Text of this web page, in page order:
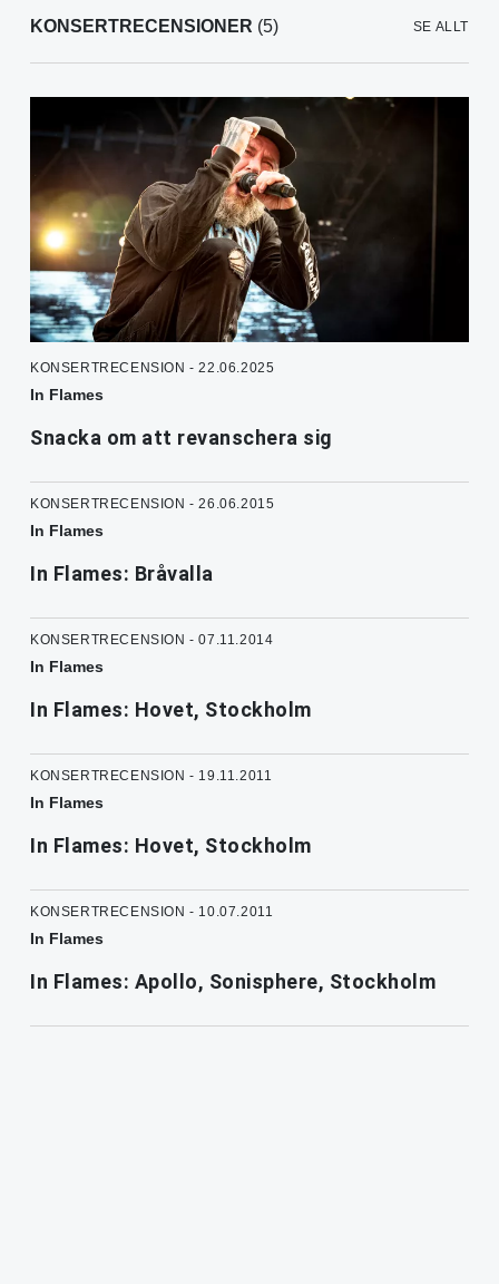
KONSERTRECENSIONER (5) SE ALLT
KONSERTRECENSION - 22.06.2025
In Flames
Snacka om att revanschera sig
KONSERTRECENSION - 26.06.2015
In Flames
In Flames: Bråvalla
KONSERTRECENSION - 07.11.2014
In Flames
In Flames: Hovet, Stockholm
KONSERTRECENSION - 19.11.2011
In Flames
In Flames: Hovet, Stockholm
KONSERTRECENSION - 10.07.2011
In Flames
In Flames: Apollo, Sonisphere, Stockholm